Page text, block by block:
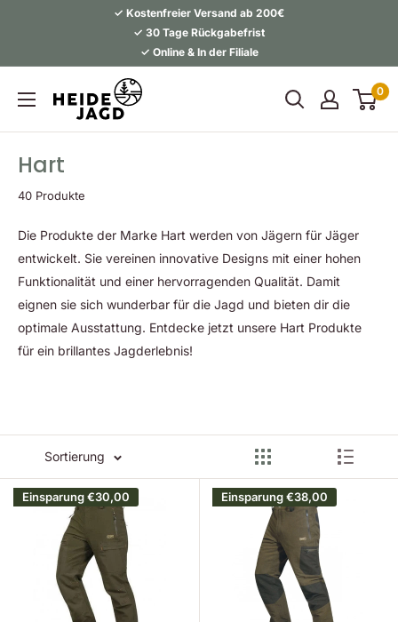
✓ Kostenfreier Versand ab 200€
✓ 30 Tage Rückgabefrist
✓ Online & In der Filiale
0
Hart
40 Produkte
Die Produkte der Marke Hart werden von Jägern für Jäger
entwickelt. Sie vereinen innovative Designs mit einer hohen
Funktionalität und einer hervorragenden Qualität. Damit
eignen sie sich wunderbar für die Jagd und bieten dir die
optimale Ausstattung. Entdecke jetzt unsere Hart Produkte
für ein brillantes Jagderlebnis!
Sortierung
Einsparung€30,00 Einsparung€38,00